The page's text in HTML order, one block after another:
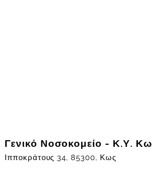
Γενικό Νοσοκομείο - Κ.Υ. Κω
Ιπποκράτους 34, 85300, Κως